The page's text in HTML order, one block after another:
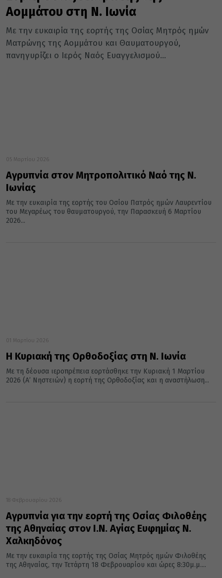
Αομμάτου στη Ν. Ιωνία
Με την ευκαιρία της εορτής της Οσίας Μητρός ημών
Ματρώνης της Αομμάτου και Θαυματουργού,
πανηγυρίζει ο Ιερός Ναός Ευαγγελισμού...
05 Μαρτίου 2026
Αγρυπνία στον Μητροπολιτικό Ναό της Ν.
Ιωνίας
Με την ευκαιρία της εορτής του Οσίου Πατρός ημών Λαυρεντίου
του Μεγαρέως του θαυματουργού, την Παρασκευή 6 Μαρτίου
2026...
01 Μαρτίου 2026
Η Κυριακή της Ορθοδοξίας στη Ν. Ιωνία
Με τη δέουσα ιεροπρέπεια εορτάσθηκε την Κυριακή 1 Μαρτίου
2026 (Α’ Νηστειών) η εορτή της Ορθοδοξίας και η αναστήλωση...
18 Φεβρουαρίου 2026
Αγρυπνία για την εορτή της Οσίας Φιλοθέης
της Αθηναίας στον Ι.Ν. Αγίας Ευφημίας Ν.
Χαλκηδόνος
Με την ευκαιρία της εορτής της Οσίας Μητρός ημών Φιλοθέης
της Αθηναίας, την Τετάρτη 18 Φεβρουαρίου και ώρες 8:30μ.μ....